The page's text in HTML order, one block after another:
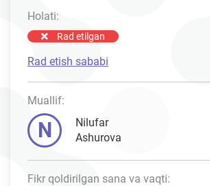
Holati:
Rad etilgan
Rad etish sababi
Muallif:
N
Nilufar
Ashurova
Fikr qoldirilgan sana va vaqti: